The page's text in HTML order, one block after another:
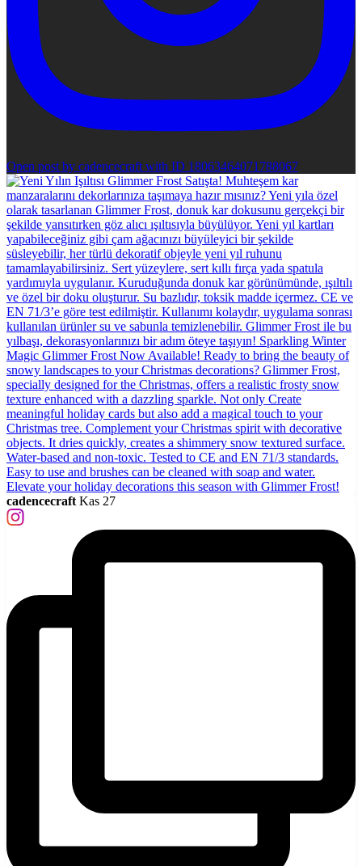
Open post by cadencecraft with ID 18063464071788067
cadencecraft Kas 27